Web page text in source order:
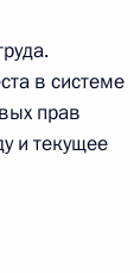
в системе
прав
и текущее